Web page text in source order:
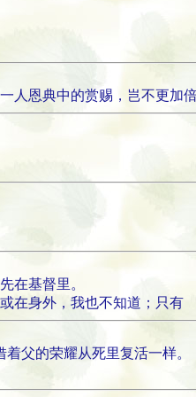
人恩典中的赏赐，岂不更加
在基督里。
在身外，我也不知道；只
父的荣耀从死里复活一样。